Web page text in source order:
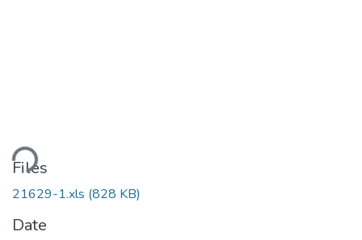
Files
21629-1.xls (828 KB)
Date